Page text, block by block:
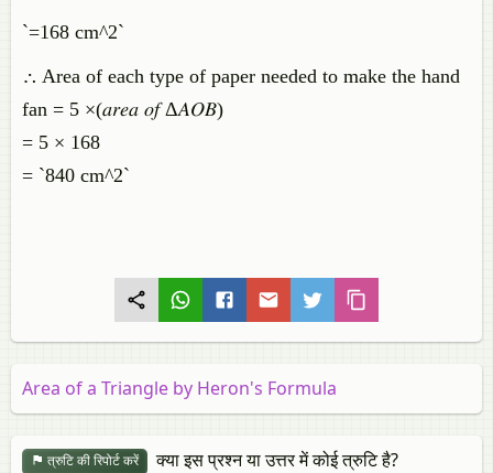
`=168 cm^2`
∴ Area of each type of paper needed to make the hand
fan = 5 ×(𝑎𝑟𝑒𝑎 𝑜𝑓 Δ𝐴𝑂𝐵)
= 5 × 168
= `840 cm^2`
Area of a Triangle by Heron's Formula
त्रुटि की रिपोर्ट करें क्या इस प्रश्न या उत्तर में कोई त्रुटि है?